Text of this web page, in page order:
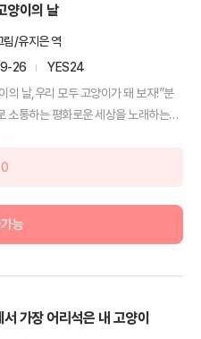
양이의 날
림/유지은 역
26
YES24
의 날,우리 모두 고양이가 돼 보자!”분
소통하는 평화로운 세상을 노래하는
0
능
가장 어리석은 내 고양이